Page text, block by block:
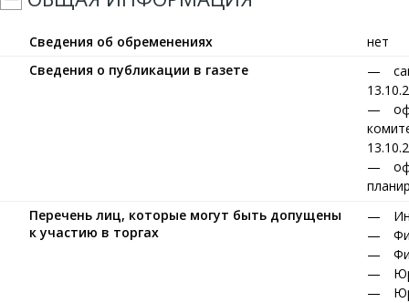
Сведения об обременениях
нет
Сведения о публикации в газете
Перечень лиц, которые могут быть допущены
к участию в торгах